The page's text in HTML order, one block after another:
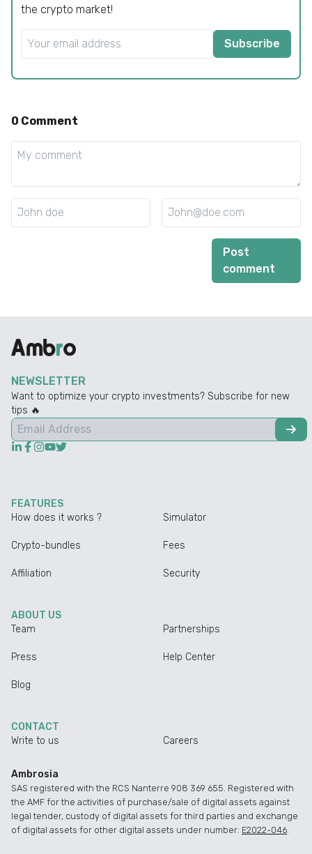
the crypto market!
Subscribe
0 Comment
Post
comment
NEWSLETTER
Want to optimize your crypto investments? Subscribe for new
tips 🔥
FEATURES
How does it works ?
Simulator
Crypto-bundles Fees
Affiliation Security
ABOUT US
Team
Partnerships
Press Help Center
Blog
CONTACT
Write to us
Careers
Ambrosia
SAS registered with the RCS Nanterre 908 369 655. Registered with
the AMF for the activities of purchase/sale of digital assets against
legal tender, custody of digital assets for third parties and exchange
of digital assets for other digital assets under number: E2022-046.